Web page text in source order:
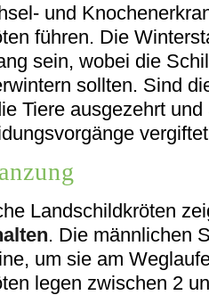
und
führen. Die
sein, wobei die
sollten. Sind
Tiere ausgezehrt
Landschildkröten
. Die männlichen
um sie am
legen zwischen 2